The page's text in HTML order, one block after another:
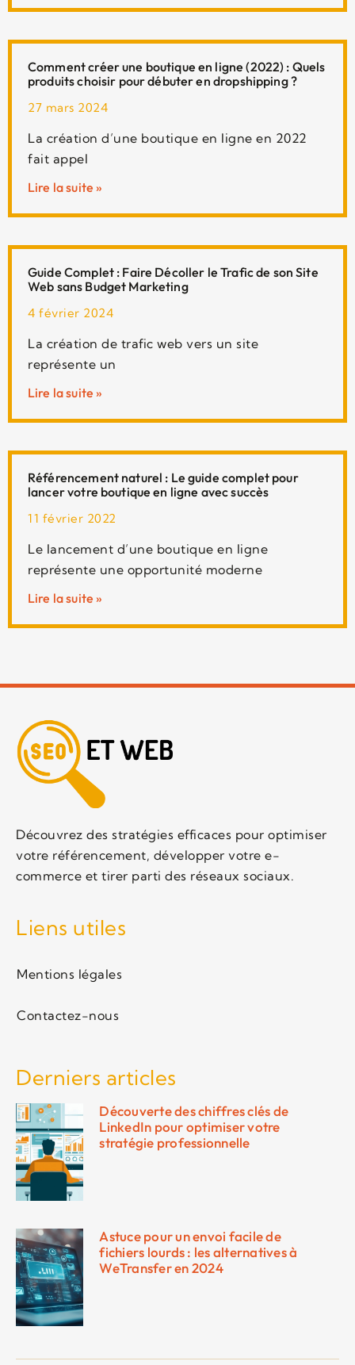
Comment créer une boutique en ligne (2022) : Quels
produits choisir pour débuter en dropshipping ?
27 mars 2024
La création d’une boutique en ligne en 2022
fait appel
Lire la suite »
Guide Complet : Faire Décoller le Trafic de son Site
Web sans Budget Marketing
4 février 2024
La création de trafic web vers un site
représente un
Lire la suite »
Référencement naturel : Le guide complet pour
lancer votre boutique en ligne avec succès
11 février 2022
Le lancement d’une boutique en ligne
représente une opportunité moderne
Lire la suite »
Découvrez des stratégies efficaces pour optimiser
votre référencement, développer votre e-
commerce et tirer parti des réseaux sociaux.
Liens utiles
Mentions légales
Contactez-nous
Derniers articles
Découverte des chiffres clés de
LinkedIn pour optimiser votre
stratégie professionnelle
Astuce pour un envoi facile de
fichiers lourds : les alternatives à
WeTransfer en 2024